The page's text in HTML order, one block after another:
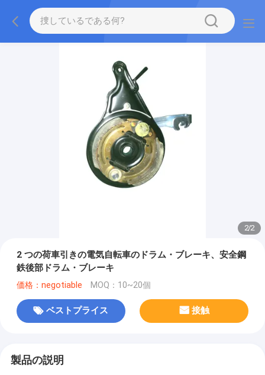
2/2
2 つの荷車引きの電気自転車のドラム・ブレーキ、安全鋼
鉄後部ドラム・ブレーキ
価格：negotiable MOQ：10~20個
ベストプライス 接触
製品の説明